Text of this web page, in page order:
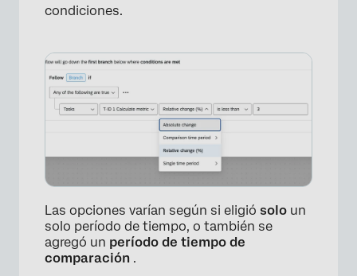
condiciones.
Las opciones varían según si eligió solo un
solo período de tiempo, o también se
agregó un período de tiempo de
comparación .